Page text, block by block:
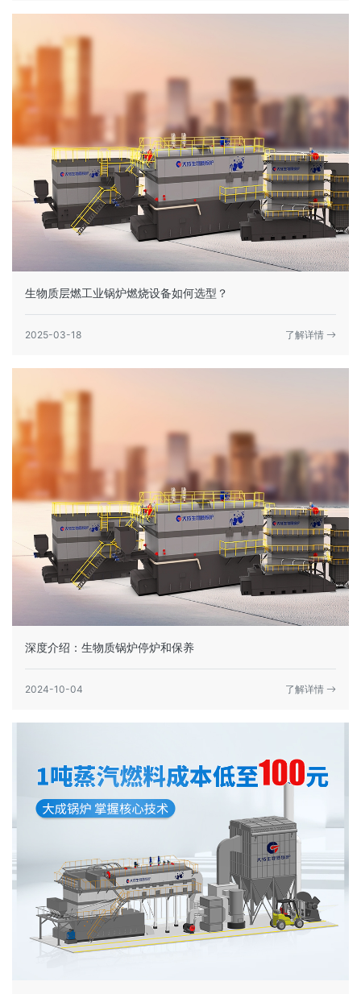
生物质层燃工业锅炉燃烧设备如何选型？
2025-03-18 了解详情
深度介绍：生物质锅炉停炉和保养
2024-10-04 了解详情